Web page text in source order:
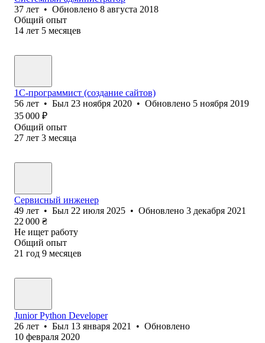
37 лет • Обновлено 8 августа 2018
Общий опыт
14 лет 5 месяцев
1С-программист (создание сайтов)
56 лет • Был 23 ноября 2020 • Обновлено 5 ноября 2019
35 000 ₽
Общий опыт
27 лет 3 месяца
Сервисный инженер
49 лет • Был 22 июля 2025 • Обновлено 3 декабря 2021
22 000 ₴
Не ищет работу
Общий опыт
21 год 9 месяцев
Junior Python Developer
26 лет • Был 13 января 2021 • Обновлено
10 февраля 2020